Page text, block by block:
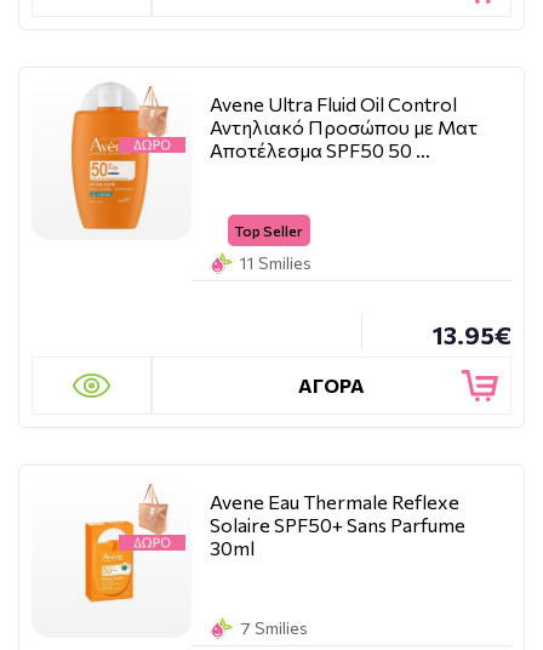
Avene Ultra Fluid Oil Control
Αντηλιακό Προσώπου με Ματ
Αποτέλεσμα SPF50 50 …
Top Seller
11 Smilies
13.95€
ΑΓΟΡΑ
Avene Eau Thermale Reflexe
Solaire SPF50+ Sans Parfume
30ml
7 Smilies